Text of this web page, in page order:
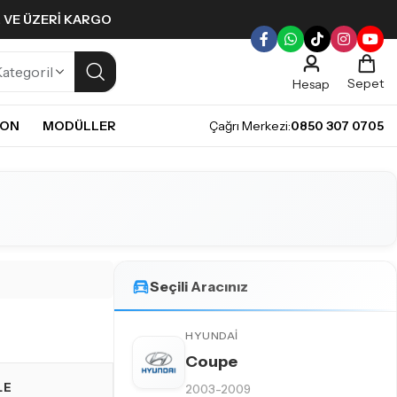
ÜZERI KARGO
Hesap
Sepet
MODÜLLER Çağrı Merkezi:0850 307 0705
Seçili Aracınız
HYUNDAI
Coupe
2003-2009